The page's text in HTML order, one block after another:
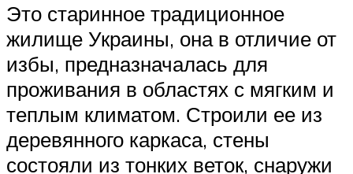
Это старинное традиционное
жилище Украины, она в отличие от
избы, предназначалась для
проживания в областях с мягким и
теплым климатом. Строили ее из
деревянного каркаса, стены
состояли из тонких веток, снаружи